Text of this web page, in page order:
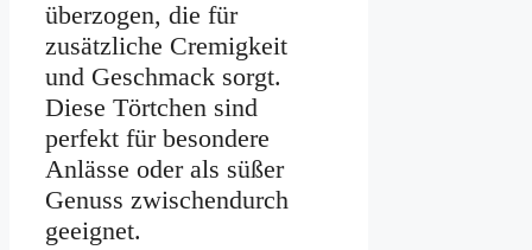
überzogen, die für
zusätzliche Cremigkeit
und Geschmack sorgt.
Diese Törtchen sind
perfekt für besondere
Anlässe oder als süßer
Genuss zwischendurch
geeignet.